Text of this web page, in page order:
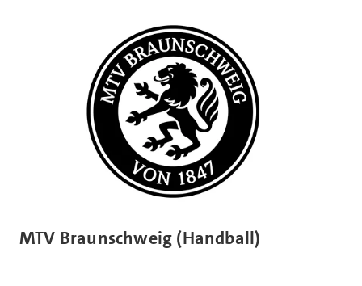
MTV Braunschweig (Handball)